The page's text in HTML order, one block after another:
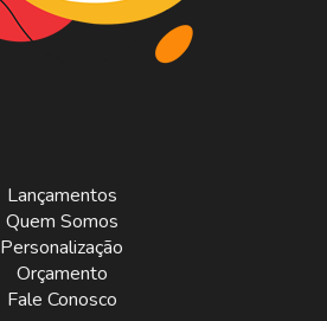
Lançamentos
Quem Somos
Personalização
Orçamento
Fale Conosco